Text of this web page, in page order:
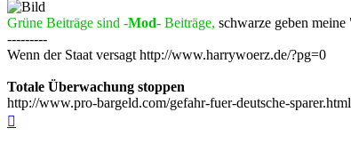
Grüne Beiträge sind -Mod- Beiträge, schwarze geben
---------
Wenn der Staat versagt http://www.harrywoerz.de/?pg=0
Totale Überwachung stoppen
http://www.pro-bargeld.com/gefahr-fuer-deutsche-sparer.html